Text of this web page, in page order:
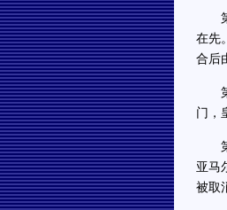
第
在先
合后
第
门，
第
亚马
被取